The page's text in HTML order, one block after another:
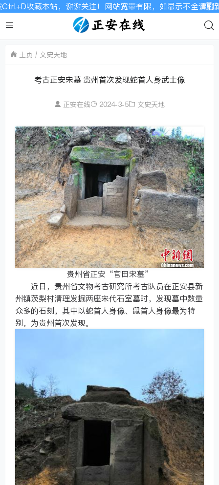
本站，谢谢关注！网站宽带有限，如显示不全请刷新加载！
主页 文史天地
考古正安宋墓 贵州首次发现蛇首人身武士像
正安在线 2024-3-5 文史天地
贵州省正安“官田宋墓”
近日，贵州省文物考古研究所考古队员在正安县新
州镇茨梨村清理发掘两座宋代石室墓时，发现墓中数量
众多的石刻，其中以蛇首人身像、鼠首人身像最为特
别，为贵州首次发现。